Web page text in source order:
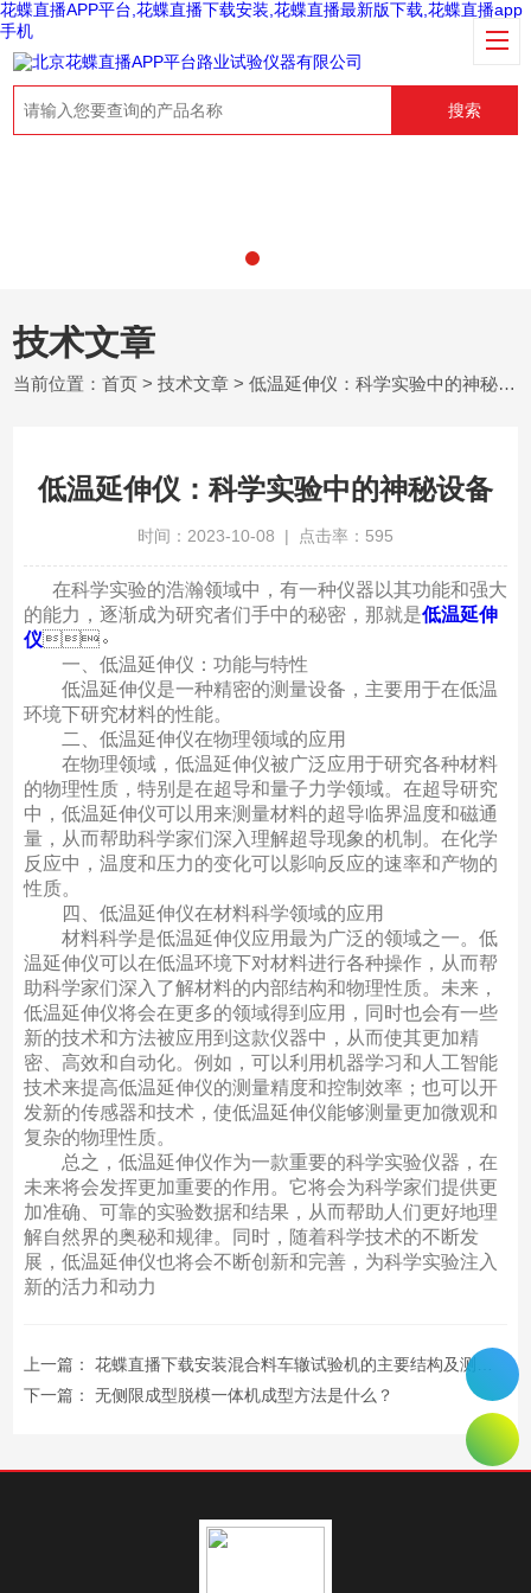
花蝶直播APP平台,花蝶直播下载安装,花蝶直播最新版下载,花蝶直播app
手机
搜索
技术文章
当前位置：首页 >技术文章 > 低温延伸仪：科学实验中的神秘设备
低温延伸仪：科学实验中的神秘设备
时间：2023-10-08 | 点击率：595
在科学实验的浩瀚领域中，有一种仪器以其功能和强大
的能力，逐渐成为研究者们手中的秘密，那就是低温延伸
仪。
一、低温延伸仪：功能与特性
低温延伸仪是一种精密的测量设备，主要用于在低温
环境下研究材料的性能。
二、低温延伸仪在物理领域的应用
在物理领域，低温延伸仪被广泛应用于研究各种材料
的物理性质，特别是在超导和量子力学领域。在超导研究
中，低温延伸仪可以用来测量材料的超导临界温度和磁通
量，从而帮助科学家们深入理解超导现象的机制。在化学
反应中，温度和压力的变化可以影响反应的速率和产物的
性质。
四、低温延伸仪在材料科学领域的应用
材料科学是低温延伸仪应用最为广泛的领域之一。低
温延伸仪可以在低温环境下对材料进行各种操作，从而帮
助科学家们深入了解材料的内部结构和物理性质。未来，
低温延伸仪将会在更多的领域得到应用，同时也会有一些
新的技术和方法被应用到这款仪器中，从而使其更加精
密、高效和自动化。例如，可以利用机器学习和人工智能
技术来提高低温延伸仪的测量精度和控制效率；也可以开
发新的传感器和技术，使低温延伸仪能够测量更加微观和
复杂的物理性质。
总之，低温延伸仪作为一款重要的科学实验仪器，在
未来将会发挥更加重要的作用。它将会为科学家们提供更
加准确、可靠的实验数据和结果，从而帮助人们更好地理
解自然界的奥秘和规律。同时，随着科学技术的不断发
展，低温延伸仪也将会不断创新和完善，为科学实验注入
新的活力和动力
上一篇： 花蝶直播下载安装混合料车辙试验机的主要结构及测试过程说明
下一篇： 无侧限成型脱模一体机成型方法是什么？